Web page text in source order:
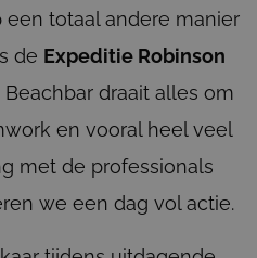
een totaal andere manier
de Expeditie Robinson
Beachbar draait alles om
en vooral heel veel
met de professionals
we een dag vol actie.